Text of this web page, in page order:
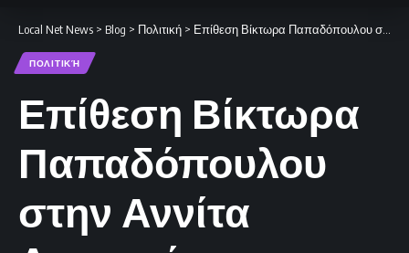
Local Net News > Blog > Πολιτική > Επίθεση Βίκτωρα Παπαδόπουλου στην Αννίτα Δημητρίου με κατηγορίες για λαϊκισμό
ΠΟΛΙΤΙΚΉ
Επίθεση Βίκτωρα
Παπαδόπουλου
στην Αννίτα